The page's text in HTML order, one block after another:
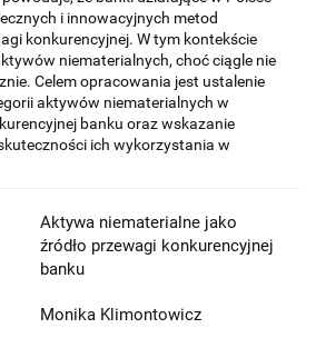
i innowacyjnych metod
konkurencyjnej. W tym kontekście
niematerialnych, choć ciągle nie
Celem opracowania jest ustalenie
aktywów niematerialnych w
banku oraz wskazanie
ich wykorzystania w
Aktywa niematerialne jako
źródło przewagi konkurencyjnej
banku
Monika Klimontowicz